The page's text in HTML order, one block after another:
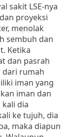
sakit LSE-nya
proyeksi
menolak
sembuh dan
Ketika
dan pasrah
dari rumah
iman yang
iman dan
kali dia
ke tujuh, dia
maka diapun